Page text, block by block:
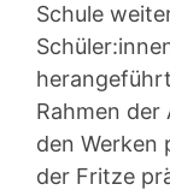
Schule
Rahmen der
den Werken
der Fritze